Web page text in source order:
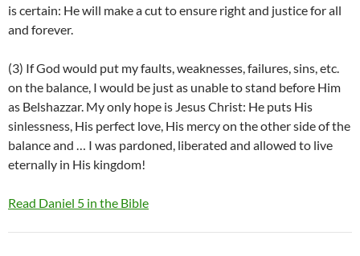
is certain: He will make a cut to ensure right and justice for all
and forever.
(3) If God would put my faults, weaknesses, failures, sins, etc.
on the balance, I would be just as unable to stand before Him
as Belshazzar. My only hope is Jesus Christ: He puts His
sinlessness, His perfect love, His mercy on the other side of the
balance and … I was pardoned, liberated and allowed to live
eternally in His kingdom!
Read Daniel 5 in the Bible